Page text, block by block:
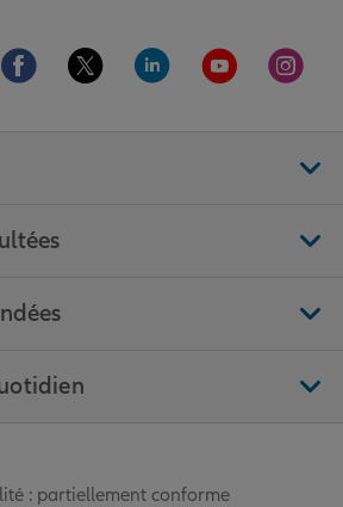
Aller sur la page Facebook de Allianz
Aller sur la page Twitter de
Aller sur la page
Aller sur la
Aller
: partiellement conforme